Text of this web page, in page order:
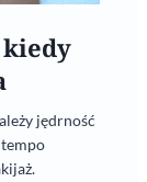
kiedy
jędrność